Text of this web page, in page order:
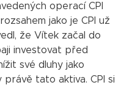
operací CPI
jako je CPI už
že Vítek začal do
investovat před
své dluhy jako
tato aktiva. CPI si